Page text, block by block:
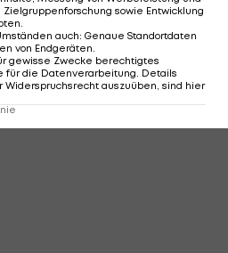
sowie Entwicklung
.
auch: Genaue Standortdaten
von Endgeräten.
gewisse Zwecke berechtigtes
für die Datenverarbeitung. Details
Widerspruchsrecht auszuüben, sind hier